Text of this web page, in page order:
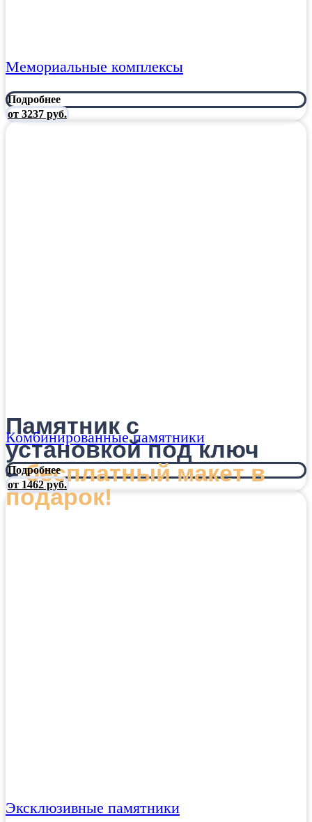
Памятник с
установкой под ключ
–бесплатный макет в
подарок!
Мемориальные комплексы
Подробнее
от 3237 руб.
Комбинированные памятники
Подробнее
от 1462 руб.
Эксклюзивные памятники